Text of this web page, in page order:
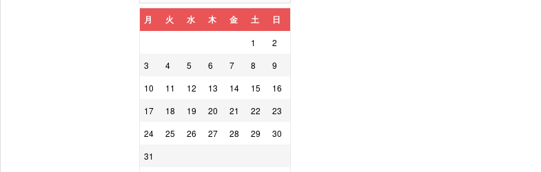
月 火 水 木 金 土 日
1
2
3
4 5 6 7 8
9
10
11 12 13 14 15
16
17
18 19 20 21 22
23
24
25 26 27 28 29
30
31